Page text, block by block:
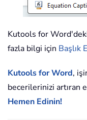
Kutools for
fazla bilgi için Başlık
Kutools for Word,
becerilerinizi artıran
Hemen Edinin!